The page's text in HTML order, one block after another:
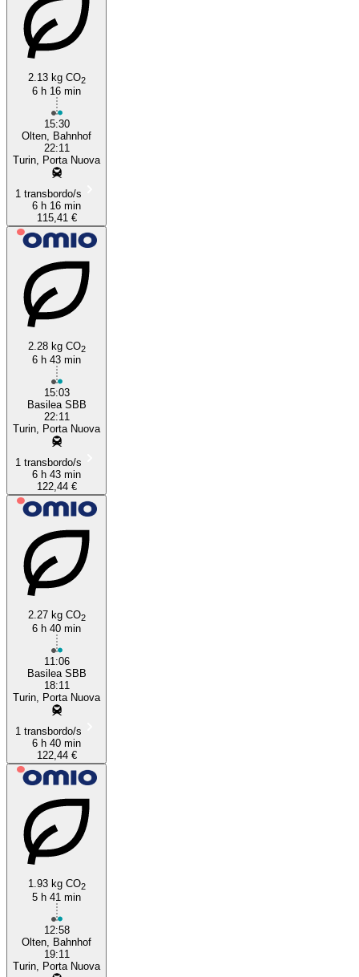
2.13 kg CO2
6 h 16 min
15:30
Olten, Bahnhof
22:11
Turin, Porta Nuova
1 transbordo/s
6 h 16 min
115,41 €
2.28 kg CO2
6 h 43 min
15:03
Basilea SBB
22:11
Turin, Porta Nuova
1 transbordo/s
6 h 43 min
122,44 €
2.27 kg CO2
6 h 40 min
11:06
Basilea SBB
18:11
Turin, Porta Nuova
1 transbordo/s
6 h 40 min
122,44 €
1.93 kg CO2
5 h 41 min
12:58
Olten, Bahnhof
19:11
Turin, Porta Nuova